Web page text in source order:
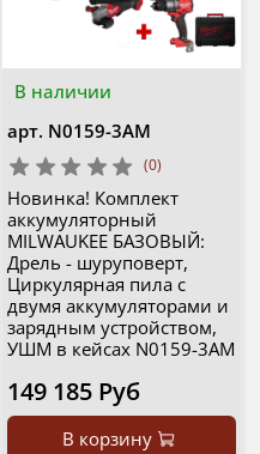
В наличии
арт. N0159-3AM
(0)
Новинка! Комплект
аккумуляторный
MILWAUKEE БАЗОВЫЙ:
Дрель - шуруповерт,
Циркулярная пила с
двумя аккумуляторами и
зарядным устройством,
УШМ в кейсах N0159-3AM
149 185 Руб
В корзину